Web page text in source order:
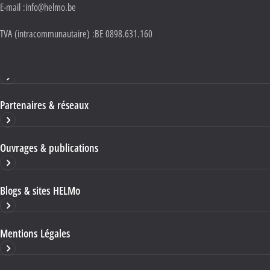
E-mail :info@helmo.be
TVA (intracommunautaire) :BE 0898.631.160
Partenaires & réseaux
Ouvrages & publications
Blogs & sites HELMo
Mentions Légales